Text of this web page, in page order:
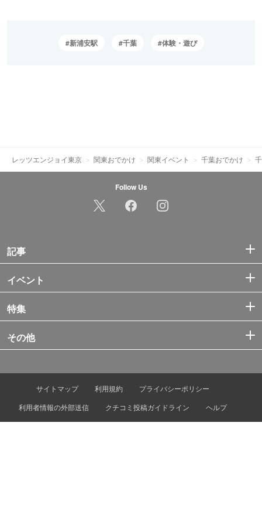
新浦安駅 千葉 体験・遊び
レッツエンジョイ東京 関東おでかけ 関東イベント 千葉おでかけ
Follow Us
記事
イベント
特集
その他
サイトマップ 利用規約
プライバシーポリシー
利用者情報の外部送信
クチコミ投稿ガイドライン
ヘルプ